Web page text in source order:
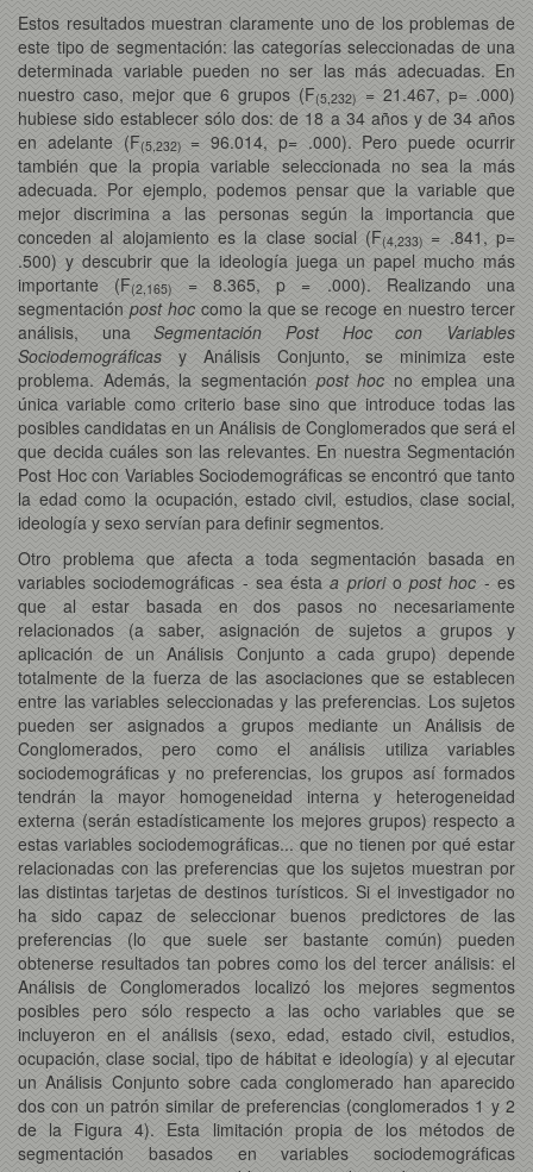
Estos resultados muestran claramente uno de los problemas de
este tipo de segmentación: las categorías seleccionadas de una
determinada variable pueden no ser las más adecuadas. En
nuestro caso, mejor que 6 grupos (F(5,232) = 21.467, p= .000)
hubiese sido establecer sólo dos: de 18 a 34 años y de 34 años
en adelante (F(5,232)= 96.014, p= .000). Pero puede ocurrir
también que la propia variable seleccionada no sea la más
adecuada. Por ejemplo, podemos pensar que la variable que
mejor discrimina a las personas según la importancia que
conceden al alojamiento es la clase social (F(4,233) = .841, p=
.500) y descubrir que la ideología juega un papel mucho más
importante (F(2,165) = 8.365, p = .000).
Realizando una
segmentación post hoccomo la que se recoge en nuestro tercer
análisis, unaSegmentación Post Hoc con Variables
Sociodemográficas y Análisis Conjunto, se minimiza este
problema. Además, la segmentación post hoc no emplea una
única variable como criterio base sino que introduce todas las
posibles candidatas en un Análisis de Conglomerados que será el
que decida cuáles son las relevantes. En nuestra Segmentación
Post Hoc con Variables Sociodemográficas se encontró que tanto
la edad como la ocupación, estado civil, estudios, clase social,
ideología y sexo servían para definir segmentos.
Otro problema que afecta a toda segmentación basada en
variables sociodemográficas - sea éstaa prioriopost hoc - es
que al estar basada en dos pasos no necesariamente
relacionados (a saber, asignación de sujetos a grupos y
aplicación de un Análisis Conjunto a cada grupo) depende
totalmente de la fuerza de las asociaciones que se establecen
entre las variables seleccionadas y las preferencias. Los sujetos
pueden ser asignados a grupos mediante un Análisis de
Conglomerados, pero como el análisis utiliza variables
sociodemográficas y no preferencias, los grupos así formados
tendrán la mayor homogeneidad interna y heterogeneidad
externa (serán estadísticamente los mejores grupos) respecto a
estas variables sociodemográficas... que no tienen por qué estar
relacionadas con las preferencias que los sujetos muestran por
las distintas tarjetas de destinos turísticos. Si el investigador no
ha sido capaz de seleccionar buenos predictores de las
preferencias (lo que suele ser bastante común) pueden
obtenerse resultados tan pobres como los del tercer análisis: el
Análisis de Conglomerados localizó los mejores segmentos
posibles pero sólo respecto a las ocho variables que se
incluyeron en el análisis (sexo, edad, estado civil, estudios,
ocupación, clase social, tipo de hábitat e ideología) y al ejecutar
un Análisis Conjunto sobre cada conglomerado han aparecido
dos con un patrón similar de preferencias (conglomerados 1 y 2
de la Figura 4). Esta limitación propia de los métodos de
segmentación basados en variables sociodemográficas